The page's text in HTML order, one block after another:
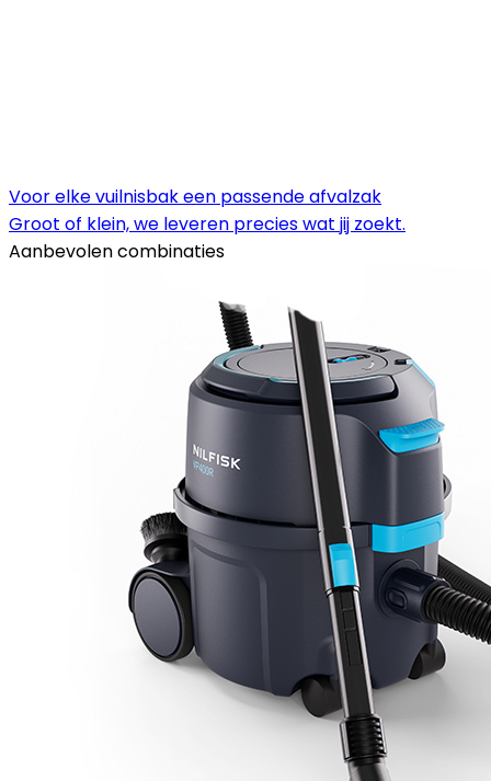
Voor elke vuilnisbak een passende afvalzak
Groot of klein, we leveren precies wat jij zoekt.
Aanbevolen combinaties